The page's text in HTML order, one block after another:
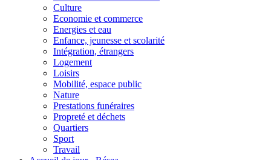
Culture
Economie et commerce
Energies et eau
Enfance, jeunesse et scolarité
Intégration, étrangers
Logement
Loisirs
Mobilité, espace public
Nature
Prestations funéraires
Propreté et déchets
Quartiers
Sport
Travail